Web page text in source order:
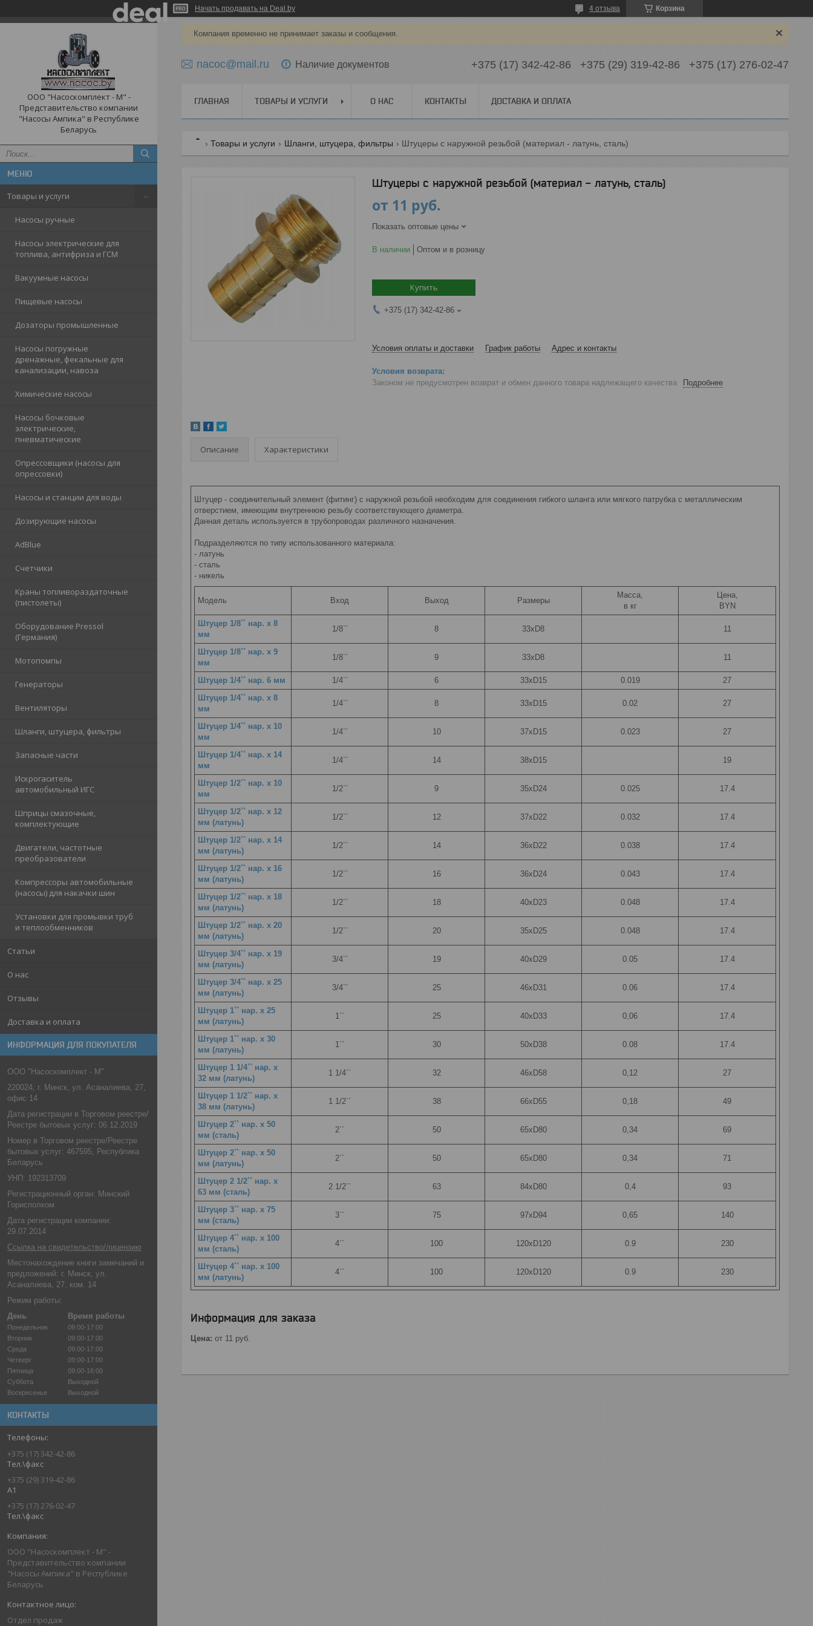
Начать продавать на Deal.by Корзина
4 отзыва
ООО "Насоскомплект - М" -
Представительство компании
"Насосы Ампика" в Республике
Беларусь
Товары и услуги
Насосы ручные
Насосы электрические для
топлива, антифриза и ГСМ
Вакуумные насосы
Пищевые насосы
Дозаторы промышленные
Насосы погружные
дренажные, фекальные для
канализации, навоза
Химические насосы
Насосы бочковые
электрические,
пневматические
Опрессовщики (насосы для
опрессовки)
Насосы и станции для воды
Дозирующие насосы
AdBlue
Счетчики
Краны топливораздаточные
(пистолеты)
Оборудование Pressol
(Германия)
Мотопомпы
Генераторы
Вентиляторы
Шланги, штуцера, фильтры
Запасные части
Искрогаситель
автомобильный ИГС
Шприцы смазочные,
комплектующие
Двигатели, частотные
преобразователи
Компрессоры автомобильные
(насосы) для накачки шин
Установки для промывки труб
и теплообменников
Статьи
О нас
Отзывы
Доставка и оплата
ИНФОРМАЦИЯ ДЛЯ ПОКУПАТЕЛЯ
ООО "Насоскомплект - М"
220024, г. Минск, ул. Асаналиева, 27,
офис 14
Дата регистрации в Торговом реестре/
Реестре бытовых услуг: 06.12.2019
Номер в Торговом реестре/Реестре
бытовых услуг: 467595, Республика
Беларусь
УНП: 192313709
Регистрационный орган: Минский
Горисполком
Дата регистрации компании:
29.07.2014
Ссылка на свидетельство/лицензию
Местонахождение книги замечаний и
предложений: г. Минск, ул.
Асаналиева, 27, ком. 14
Режим работы:
День
Время работы
Понедельник
09:00-17:00
Вторник
09:00-17:00
Среда
09:00-17:00
Четверг
09:00-17:00
Пятница
09:00-16:00
Суббота
Выходной
Воскресенье
Выходной
КОНТАКТЫ
+375 (17) 342-42-86
Тел.\факс
+375 (29) 319-42-86
A1
+375 (17) 276-02-47
Тел.\факс
ООО "Насоскомплект - М" -
Представительство компании
"Насосы Ампика" в Республике
Беларусь
Отдел продаж
Компания временно не принимает заказы и сообщения.
nacoc@mail.ru Наличие документов +375 (17) 342-42-86 +375 (29) 319-42-86 +375 (17) 276-02-47
ГЛАВНАЯ ТОВАРЫ И УСЛУГИ О НАС КОНТАКТЫ ДОСТАВКА И ОПЛАТА
Товары и услуги Шланги, штуцера, фильтры Штуцеры с наружной резьбой (материал - латунь, сталь)
Штуцеры с наружной резьбой (материал - латунь, сталь)
от 11 руб.
Показать оптовые цены
В наличии Оптом и в розницу
Купить
+375 (17) 342-42-86
Условия оплаты и доставки График работы Адрес и контакты
Законом не предусмотрен возврат и обмен данного товара надлежащего качества Подробнее
Описание Характеристики
Штуцер - соединительный элемент (фитинг) с наружной резьбой необходим для соединения гибкого шланга или мягкого патрубка с металлическим
отверстием, имеющим внутреннюю резьбу соответствующего диаметра.
Данная деталь используется в трубопроводах различного назначения.
Подразделяются по типу использованного материала:
- латунь
- сталь
- никель
Модель Вход Выход Размеры
Масса,
в кг
Цена,
BYN
Штуцер 1/8`` нар. х 8
мм
1/8`` 8 33хD8 11
Штуцер 1/8`` нар. х 9
мм
1/8`` 9 33хD8 11
Штуцер 1/4`` нар. 6 мм 1/4`` 6 33хD15 0.019
27
Штуцер 1/4`` нар. х 8
мм
1/4`` 8 33хD15 0.02 27
Штуцер 1/4`` нар. х 10
мм
1/4`` 10 37хD15 0.023 27
Штуцер 1/4`` нар. х 14
мм
1/4`` 14 38хD15 19
Штуцер 1/2`` нар. х 10
мм
1/2`` 9 35хD24 0.025 17.4
Штуцер 1/2`` нар. х 12
мм (латунь)
1/2`` 12 37хD22 0.032 17.4
Штуцер 1/2`` нар. х 14
мм (латунь)
1/2`` 14 36хD22 0.038 17.4
Штуцер 1/2`` нар. х 16
мм (латунь)
1/2`` 16 36хD24 0.043 17.4
Штуцер 1/2`` нар. х 18
мм (латунь)
1/2`` 18 40хD23 0.048 17.4
Штуцер 1/2`` нар. х 20
мм (латунь)
1/2`` 20 35хD25 0.048 17.4
Штуцер 3/4`` нар. х 19
мм (латунь)
3/4`` 19 40хD29 0.05 17.4
Штуцер 3/4`` нар. х 25
мм (латунь)
3/4`` 25 46хD31 0.06 17.4
Штуцер 1`` нар. х 25
мм (латунь)
1`` 25 40xD33 0,06 17.4
Штуцер 1`` нар. х 30
мм (латунь)
1`` 30 50хD38 0.08 17.4
Штуцер 1 1/4`` нар. х
32 мм (латунь)
1 1/4`` 32 46xD58 0,12 27
Штуцер 1 1/2`` нар. х
38 мм (латунь)
1 1/2`` 38 66хD55 0,18 49
Штуцер 2`` нар. x 50
мм (сталь)
2`` 50 65xD80 0,34 69
Штуцер 2`` нар. x 50
мм (латунь)
2`` 50 65xD80 0,34 71
Штуцер 2 1/2`` нар. х
63 мм (сталь)
2 1/2`` 63 84хD80 0,4 93
Штуцер 3`` нар. x 75
мм (сталь)
3`` 75 97хD94 0,65 140
Штуцер 4`` нар. x 100
мм (сталь)
4`` 100 120хD120 0.9 230
Штуцер 4`` нар. x 100
мм (латунь)
4`` 100 120хD120 0.9 230
Информация для заказа
Цена: от 11 руб.